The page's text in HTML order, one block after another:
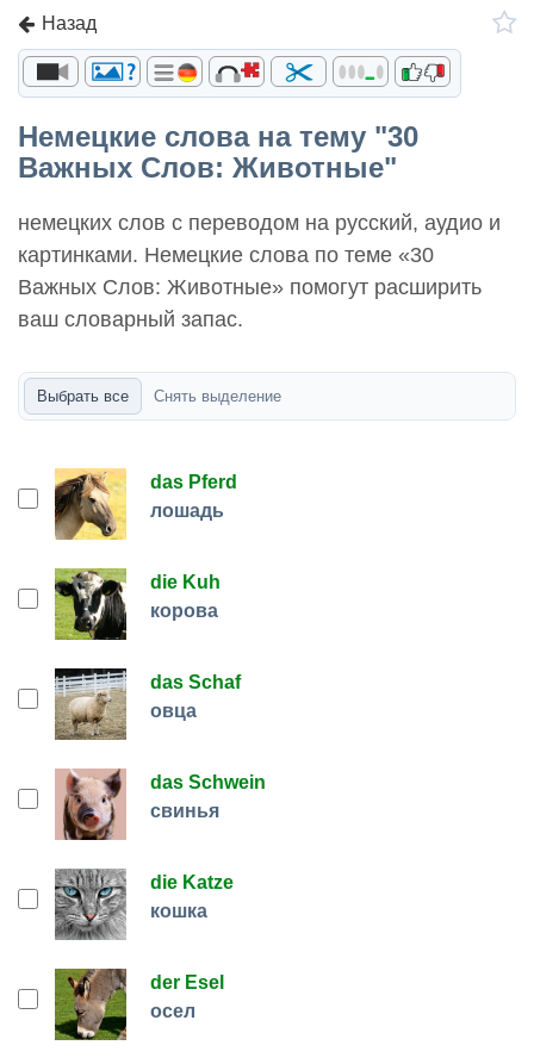
Назад
Немецкие слова на тему "30
Важных Слов: Животные"
немецких слов с переводом на русский, аудио и
картинками. Немецкие слова по теме «30
Важных Слов: Животные» помогут расширить
ваш словарный запас.
Выбрать все Снять выделение
das Pferd
лошадь
die Kuh
корова
das Schaf
овца
das Schwein
свинья
die Katze
кошка
der Esel
осел